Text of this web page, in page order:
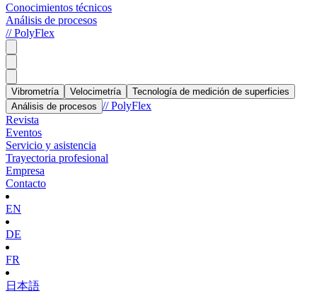
Conocimientos técnicos
Análisis de procesos
// PolyFlex
Vibrometría Velocimetría
Tecnología de medición de superficies
Análisis de procesos // PolyFlex
Revista
Eventos
Servicio y asistencia
Trayectoria profesional
Empresa
Contacto
EN
DE
FR
日本語